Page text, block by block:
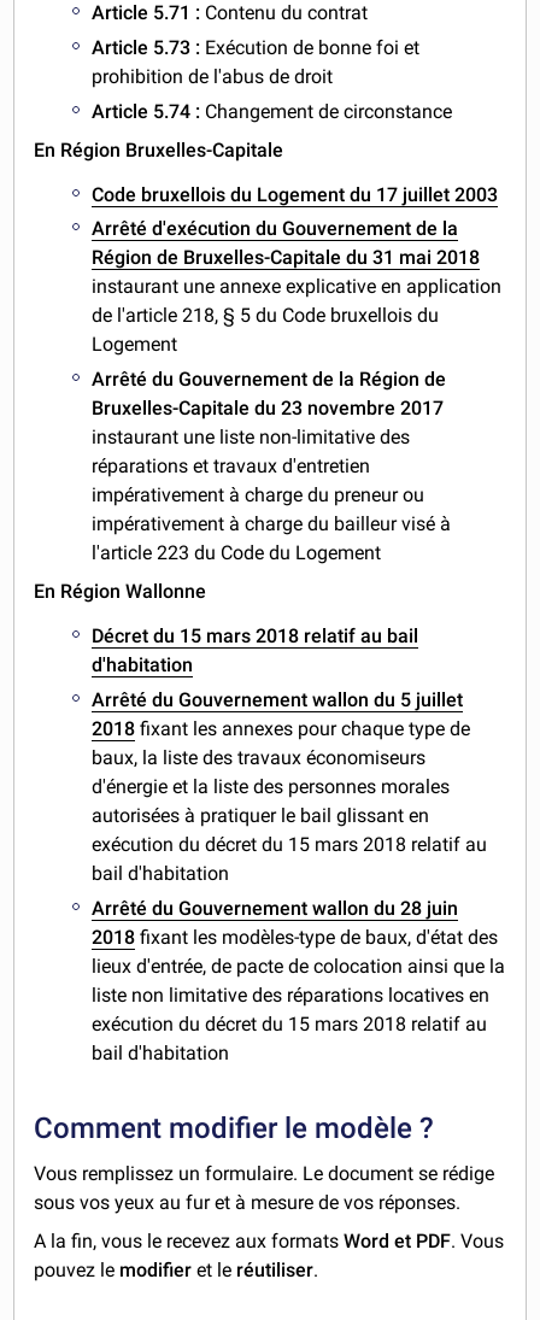
Article 5.71 : Contenu du contrat
Article 5.73 : Exécution de bonne foi et
prohibition de l'abus de droit
Article 5.74 : Changement de circonstance
En Région Bruxelles-Capitale
Code bruxellois du Logement du 17 juillet 2003
Arrêté d'exécution du Gouvernement de la
Région de Bruxelles-Capitale du 31 mai 2018
instaurant une annexe explicative en application
de l'article 218, § 5 du Code bruxellois du
Logement
Arrêté du Gouvernement de la Région de
Bruxelles-Capitale du 23 novembre 2017
instaurant une liste non-limitative des
réparations et travaux d'entretien
impérativement à charge du preneur ou
impérativement à charge du bailleur visé à
l'article 223 du Code du Logement
En Région Wallonne
Décret du 15 mars 2018 relatif au bail
d'habitation
Arrêté du Gouvernement wallon du 5 juillet
2018 fixant les annexes pour chaque type de
baux, la liste des travaux économiseurs
d'énergie et la liste des personnes morales
autorisées à pratiquer le bail glissant en
exécution du décret du 15 mars 2018 relatif au
bail d'habitation
Arrêté du Gouvernement wallon du 28 juin
2018 fixant les modèles-type de baux, d'état des
lieux d'entrée, de pacte de colocation ainsi que la
liste non limitative des réparations locatives en
exécution du décret du 15 mars 2018 relatif au
bail d'habitation
Comment modifier le modèle ?
Vous remplissez un formulaire. Le document se rédige
sous vos yeux au fur et à mesure de vos réponses.
A la fin, vous le recevez aux formatsWord et PDF. Vous
pouvez le modifier et le réutiliser.